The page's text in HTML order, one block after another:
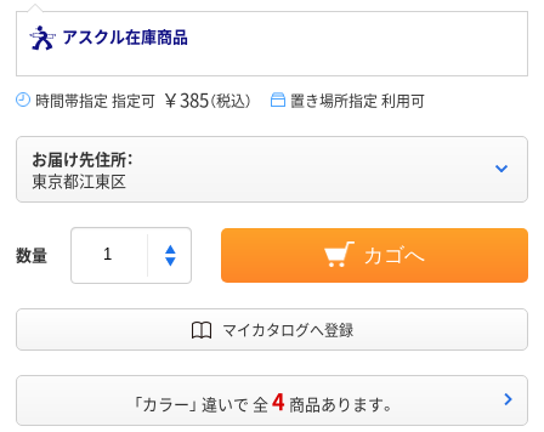
アスクル在庫商品
時間帯指定 指定可 ￥385（税込） 置き場所指定 利用可
お届け先住所：
東京都江東区
数量 カゴへ
マイカタログへ登録
「カラー」 違いで 全4 商品あります。